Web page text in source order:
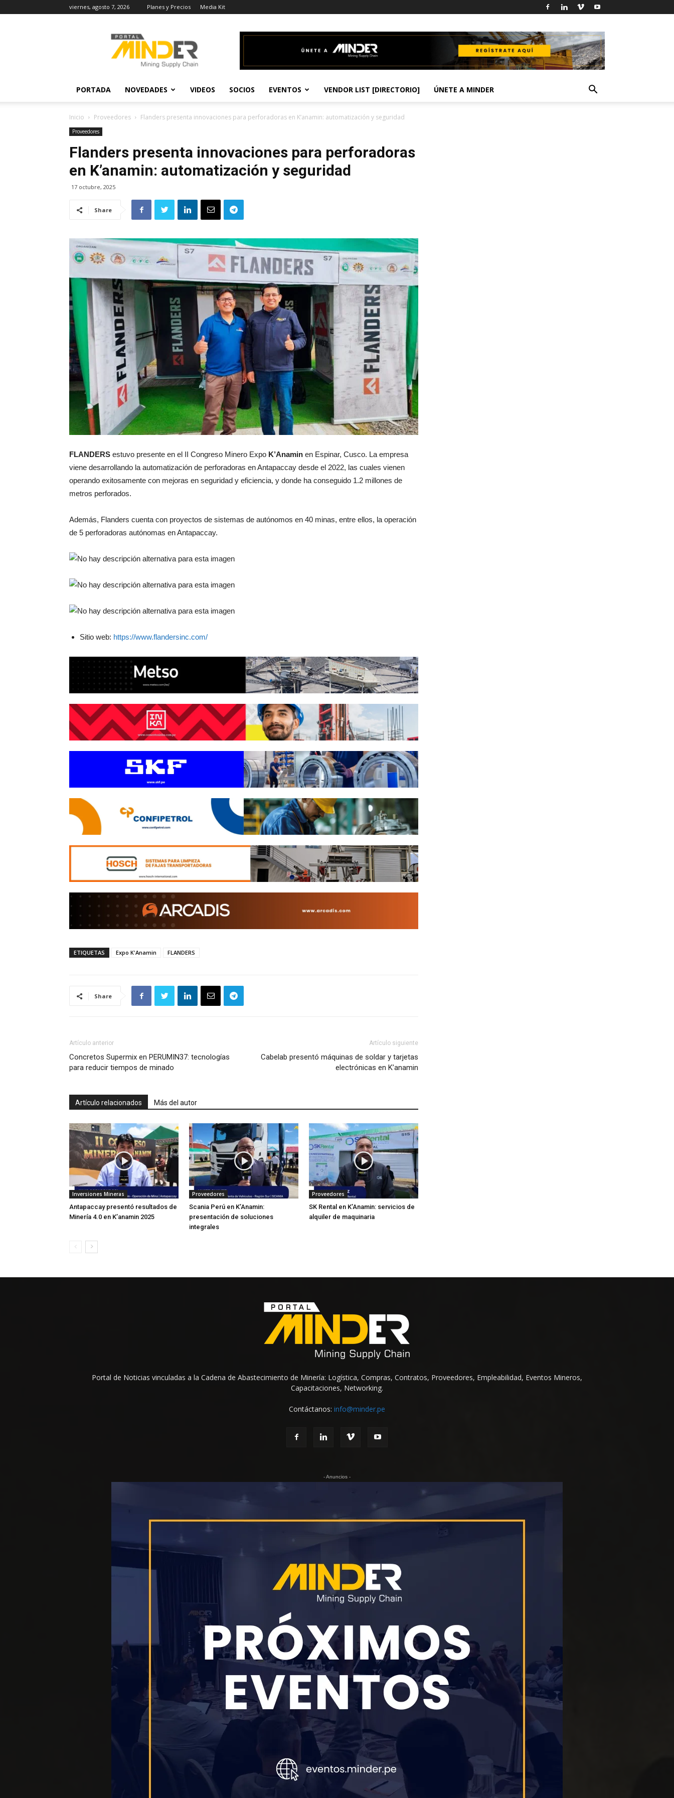
viernes, agosto 7, 2026 Planes y Precios Media Kit
Actualidad
Minera
PORTADA NOVEDADES VIDEOS SOCIOS EVENTOS VENDOR LIST [DIRECTORIO] ÚNETE A MINDER
Inicio Proveedores Flanders presenta innovaciones para perforadoras en K’anamin: automatización y seguridad
Proveedores
Flanders presenta innovaciones para perforadoras
en K’anamin: automatización y seguridad
17 octubre, 2025
Share
FLANDERS estuvo presente en el II Congreso Minero Expo K’Anamin en Espinar, Cusco. La empresa
viene desarrollando la automatización de perforadoras en Antapaccay desde el 2022, las cuales vienen
operando exitosamente con mejoras en seguridad y eficiencia, y donde ha conseguido 1.2 millones de
metros perforados.
Además, Flanders cuenta con proyectos de sistemas de autónomos en 40 minas, entre ellos, la operación
de 5 perforadoras autónomas en Antapaccay.
Sitio web: https://www.flandersinc.com/
ETIQUETAS Expo K'Anamin FLANDERS
Share
Artículo anterior
Concretos Supermix en PERUMIN37: tecnologías
para reducir tiempos de minado
Artículo siguiente
Cabelab presentó máquinas de soldar y tarjetas
electrónicas en K’anamin
Artículo relacionados Más del autor
Inversiones Mineras
Antapaccay presentó resultados de
Minería 4.0 en K’anamin 2025
Proveedores
Scania Perú en K’Anamin:
presentación de soluciones
integrales
Proveedores
SK Rental en K’Anamin: servicios de
alquiler de maquinaria
Portal de Noticias vinculadas a la Cadena de Abastecimiento de Minería: Logística, Compras, Contratos, Proveedores, Empleabilidad, Eventos Mineros,
Capacitaciones, Networking.
Contáctanos: info@minder.pe
- Anuncios -